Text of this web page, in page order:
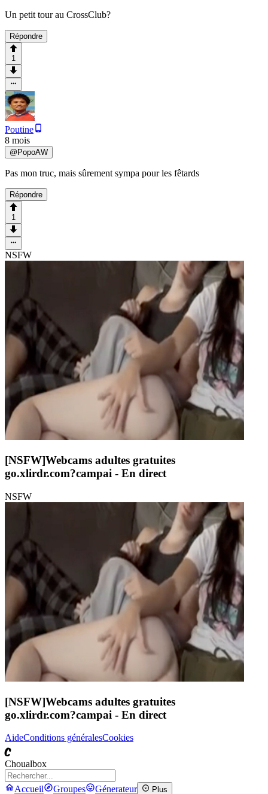
Un petit tour au CrossClub?
Répondre
1
Poutine
8 mois
@ PopoAW
Pas mon truc, mais sûrement sympa pour les fêtards
Répondre
1
NSFW
[NSFW]Webcams adultes gratuites
go.xlirdr.com?campai - En direct
NSFW
[NSFW]Webcams adultes gratuites
go.xlirdr.com?campai - En direct
AideConditions généralesCookies
C
Choualbox
Accueil Groupes Génerateur Plus